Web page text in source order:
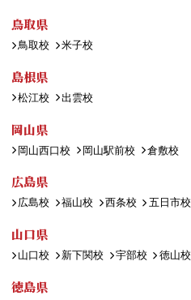
鳥取県
鳥取校 米子校
島根県
松江校 出雲校
岡山県
岡山西口校 岡山駅前校 倉敷校
広島県
広島校 福山校 西条校 五日市校
山口県
山口校 新下関校 宇部校 徳山校
徳島県